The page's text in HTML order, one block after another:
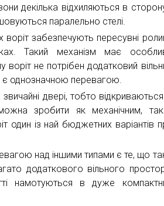
декілька відхиляються в
паралельно стелі.
воріт забезпечують пересувні
Такий механізм має
воріт не потрібен додатковий
однозначною перевагою.
двері, тобто
зробити як механічним,
один із най бюджетних варіантів
над іншими типами є те, що
додаткового вільного
намотуються в дуже